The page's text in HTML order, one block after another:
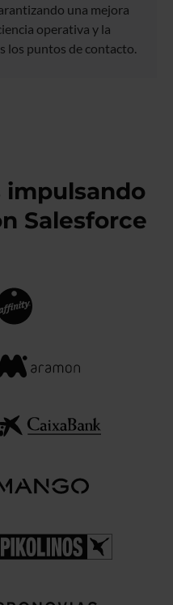
una mejora
operativa y la
los puntos de contacto.
impulsando
Salesforce